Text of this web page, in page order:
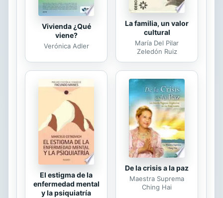
Vivienda ¿Qué
viene?
Verónica Adler
La familia, un valor
cultural
María Del Pilar
Zeledón Ruiz
El estigma de la
enfermedad mental
y la psiquiatría
De la crisis a la paz
Maestra Suprema
Ching Hai